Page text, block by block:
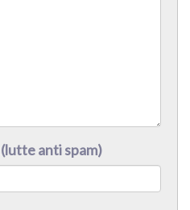
(lutte anti spam)